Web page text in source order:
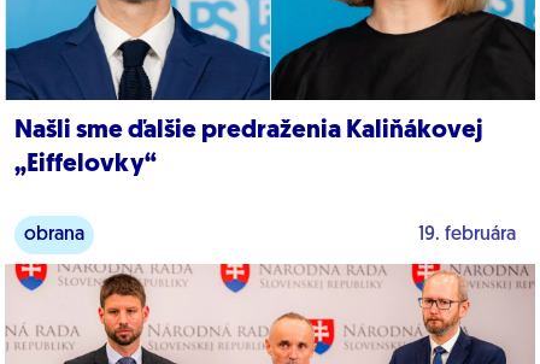
Našli sme ďalšie predraženia Kaliňákovej
„Eiffelovky“
obrana 19. februára